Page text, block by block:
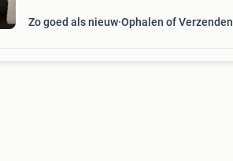
Zo goed als nieuw Ophalen of Verzenden